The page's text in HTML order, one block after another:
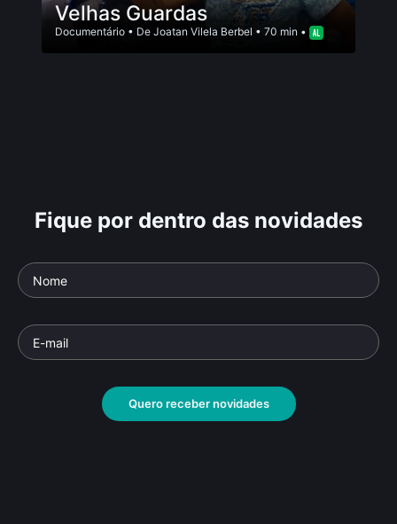
Velhas Guardas
Documentário • De Joatan Vilela Berbel • 70 min •
Fique por dentro das novidades
Quero receber novidades